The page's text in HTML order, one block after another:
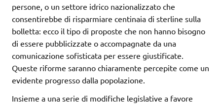
persone, o un settore idrico nazionalizzato che
consentirebbe di risparmiare centinaia di sterline sulla
bolletta: ecco il tipo di proposte che non hanno bisogno
di essere pubblicizzate o accompagnate da una
comunicazione sofisticata per essere giustificate.
Queste riforme saranno chiaramente percepite come un
evidente progresso dalla popolazione.
Insieme a una serie di modifiche legislative a favore